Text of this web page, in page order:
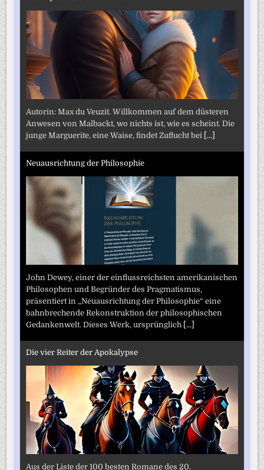
Autorin: Max du Veuzit. Willkommen auf dem düsteren
Anwesen von Malbackt, wo nichts ist, wie es scheint. Die
junge Marguerite, eine Waise, findet Zuflucht bei [...]
Neuausrichtung der Philosophie
John Dewey, einer der einflussreichsten amerikanischen
Philosophen und Begründer des Pragmatismus,
präsentiert in „Neuausrichtung der Philosophie“ eine
bahnbrechende Rekonstruktion der philosophischen
Gedankenwelt. Dieses Werk, ursprünglich [...]
Die vier Reiter der Apokalypse
Aus der Liste der 100 besten Romane des 20.